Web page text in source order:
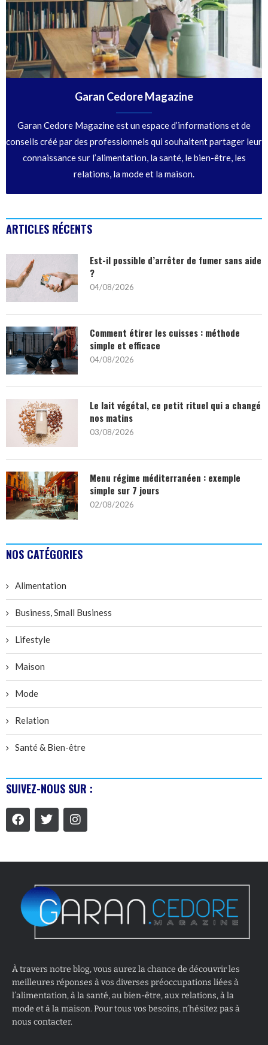
Garan Cedore Magazine
Garan Cedore Magazine est un espace d’informations et de
conseils créé par des professionnels qui souhaitent partager leur
connaissance sur l’alimentation, la santé, le bien-être, les
relations, la mode et la maison.
ARTICLES RÉCENTS
Est-il possible d’arrêter de fumer sans aide
?
04/08/2026
Comment étirer les cuisses : méthode
simple et efficace
04/08/2026
Le lait végétal, ce petit rituel qui a changé
nos matins
03/08/2026
Menu régime méditerranéen : exemple
simple sur 7 jours
02/08/2026
NOS CATÉGORIES
Alimentation
Business, Small Business
Lifestyle
Maison
Mode
Relation
Santé & Bien-être
SUIVEZ-NOUS SUR :
À travers notre blog, vous aurez la chance de découvrir les
meilleures réponses à vos diverses préoccupations liées à
l’alimentation, à la santé, au bien-être, aux relations, à la
mode et à la maison. Pour tous vos besoins, n’hésitez pas à
nous contacter.